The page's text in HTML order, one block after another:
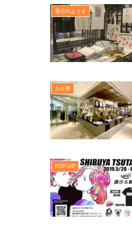
展示のようす
お仕事
POP-UP